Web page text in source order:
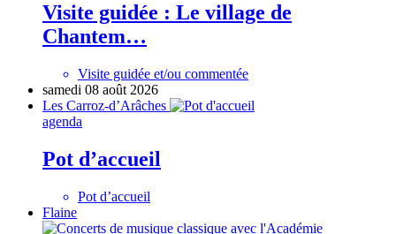
Visite guidée : Le village de
Chantem…
Visite guidée et/ou commentée
samedi 08 août 2026
Les Carroz-d’Arâches
agenda
Pot d’accueil
Pot d’accueil
Flaine